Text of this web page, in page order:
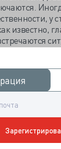
у
известно,
в
во
во всех
эта
никто
пищевого
или